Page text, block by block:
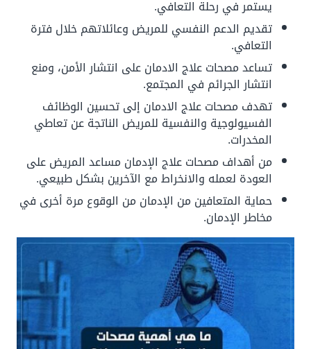
يستمر في رحلة التعافي.
تقديم الدعم النفسي للمريض وعائلاتهم خلال فترة
التعافي.
تساعد مصحات علاج الادمان على انتشار الأمن، ومنع
انتشار الجرائم في المجتمع.
تهدف مصحات علاج الادمان إلى تحسين الوظائف
الفسيولوجية والنفسية للمريض الناتجة عن تعاطي
المخدرات.
من أهداف مصحات علاج الإدمان مساعد المريض على
العودة لعمله والانخراط مع الآخرين بشكل طبيعي.
حماية المتعافين من الإدمان من الوقوع مرة أخرى في
مخاطر الإدمان.